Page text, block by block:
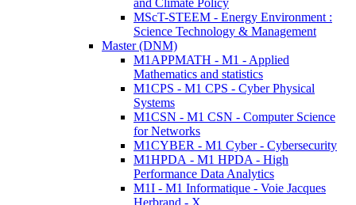
and Climate Policy
MScT-STEEM - Energy Environment :
Science Technology & Management
Master (DNM)
M1APPMATH - M1 - Applied
Mathematics and statistics
M1CPS - M1 CPS - Cyber Physical
Systems
M1CSN - M1 CSN - Computer Science
for Networks
M1CYBER - M1 Cyber - Cybersecurity
M1HPDA - M1 HPDA - High
Performance Data Analytics
M1I - M1 Informatique - Voie Jacques
Herbrand - X